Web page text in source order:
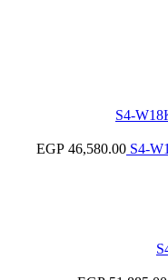
EGP 46,580.00